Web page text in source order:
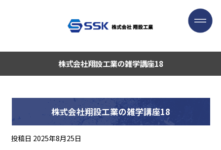
株式会社翔設工業の雑学講座18
株式会社翔設工業の雑学講座18
投稿日 2025年8月25日